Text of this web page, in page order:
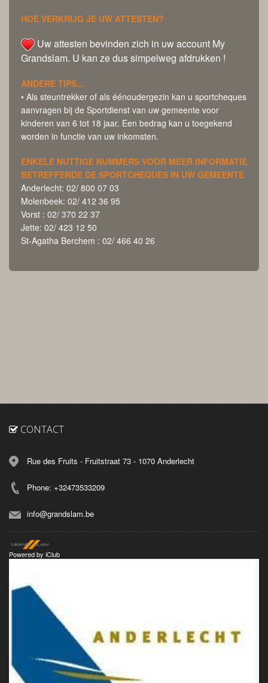
HOE VERKRIJG JE UW ATTESTEN?
Uw attesten bevinden zich in uw account My
Grandslam. U kan ze dus simpelweg afdrukken !
ANDERE TIPS...
• Als steuntrekker of als éénoudergezin kan u sportcheques
aanvragen bij de Sportdienst van uw gemeente voor
kinderen van 6 tot 18 jaar. Een bedrag kan u toegekend
worden in functie van uw inkomsten.
ENKELE NUTTIGE NUMMERS VOOR MEER INFORMATIE
BETREFFENDE DE SPORTCHEQUES IN UW GEMEENTE
Anderlecht: 02/ 800 07 03
Molenbeek: 02/ 412 36 95
Vorst : 02/ 370 22 37
Jette: 02/ 423 12 50
St-Agatha Berchem : 02/ 466 40 26
CONTACT
Rue des Fruits - Fruitstraat 73 - 1070 Anderlecht
Phone: +32473533209
info@grandslam.be
Powered by iClub